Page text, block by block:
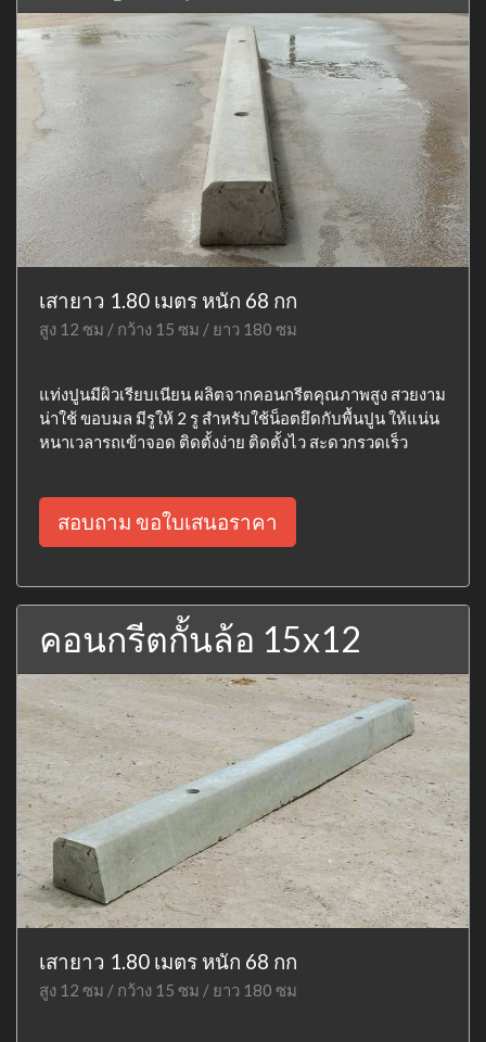
เสายาว 1.80 เมตร หนัก 68 กก
สูง 12 ซม / กว้าง 15 ซม / ยาว 180 ซม
แท่งปูนมีผิวเรียบเนียน ผลิตจากคอนกรีตคุณภาพสูง สวยงาม
น่าใช้ ขอบมล มีรูให้ 2 รู สำหรับใช้น็อตยึดกับพื้นปูน ให้แน่น
หนาเวลารถเข้าจอด ติดตั้งง่าย ติดตั้งไว สะดวกรวดเร็ว
สอบถาม ขอใบเสนอราคา
คอนกรีตกั้นล้อ 15x12
เสายาว 1.80 เมตร หนัก 68 กก
สูง 12 ซม / กว้าง 15 ซม / ยาว 180 ซม